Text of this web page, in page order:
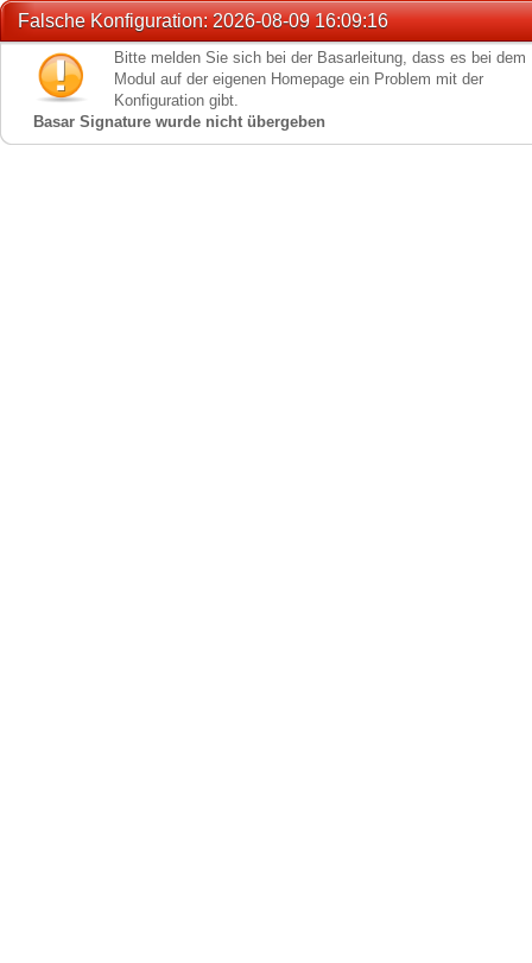
Falsche Konfiguration: 2026-08-09 16:09:16
Bitte melden Sie sich bei der Basarleitung, dass es bei dem
Modul auf der eigenen Homepage ein Problem mit der
Konfiguration gibt.
Basar Signature wurde nicht übergeben